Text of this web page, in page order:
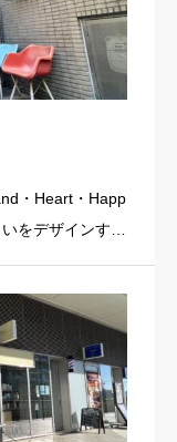
・Heart・Happ
をデザインす